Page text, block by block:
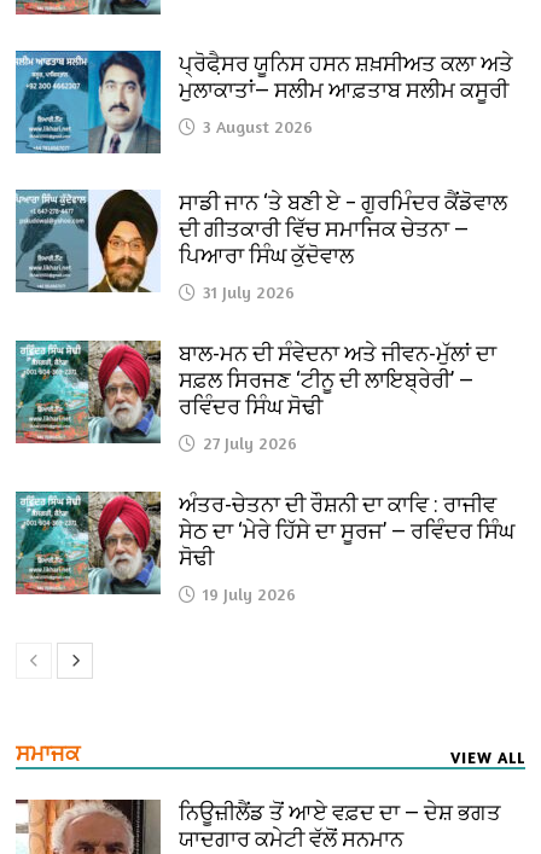
ਪ੍ਰੋਫੈ਼ਸਰ ਯੂਨਿਸ ਹਸਨ ਸ਼ਖ਼ਸੀਅਤ ਕਲਾ ਅਤੇ
ਮੁਲਾਕਾਤਾਂ— ਸਲੀਮ ਆਫ਼ਤਾਬ ਸਲੀਮ ਕਸੂਰੀ
3 August 2026
ਸਾਡੀ ਜਾਨ ‘ਤੇ ਬਣੀ ਏ – ਗੁਰਮਿੰਦਰ ਕੈਂਡੋਵਾਲ
ਦੀ ਗੀਤਕਾਰੀ ਵਿੱਚ ਸਮਾਜਿਕ ਚੇਤਨਾ —
ਪਿਆਰਾ ਸਿੰਘ ਕੁੱਦੋਵਾਲ
31 July 2026
ਬਾਲ-ਮਨ ਦੀ ਸੰਵੇਦਨਾ ਅਤੇ ਜੀਵਨ-ਮੁੱਲਾਂ ਦਾ
ਸਫ਼ਲ ਸਿਰਜਣ ‘ਟੀਨੂ ਦੀ ਲਾਇਬ੍ਰੇਰੀ’ —
ਰਵਿੰਦਰ ਸਿੰਘ ਸੋਢੀ
27 July 2026
ਅੰਤਰ-ਚੇਤਨਾ ਦੀ ਰੌਸ਼ਨੀ ਦਾ ਕਾਵਿ : ਰਾਜੀਵ
ਸੇਠ ਦਾ ‘ਮੇਰੇ ਹਿੱਸੇ ਦਾ ਸੂਰਜ’ — ਰਵਿੰਦਰ ਸਿੰਘ
ਸੋਢੀ
19 July 2026
ਸਮਾਜਕ VIEW ALL
ਨਿਊਜ਼ੀਲੈਂਡ ਤੋਂ ਆਏ ਵਫ਼ਦ ਦਾ — ਦੇਸ਼ ਭਗਤ
ਯਾਦਗਾਰ ਕਮੇਟੀ ਵੱਲੋਂ ਸਨਮਾਨ